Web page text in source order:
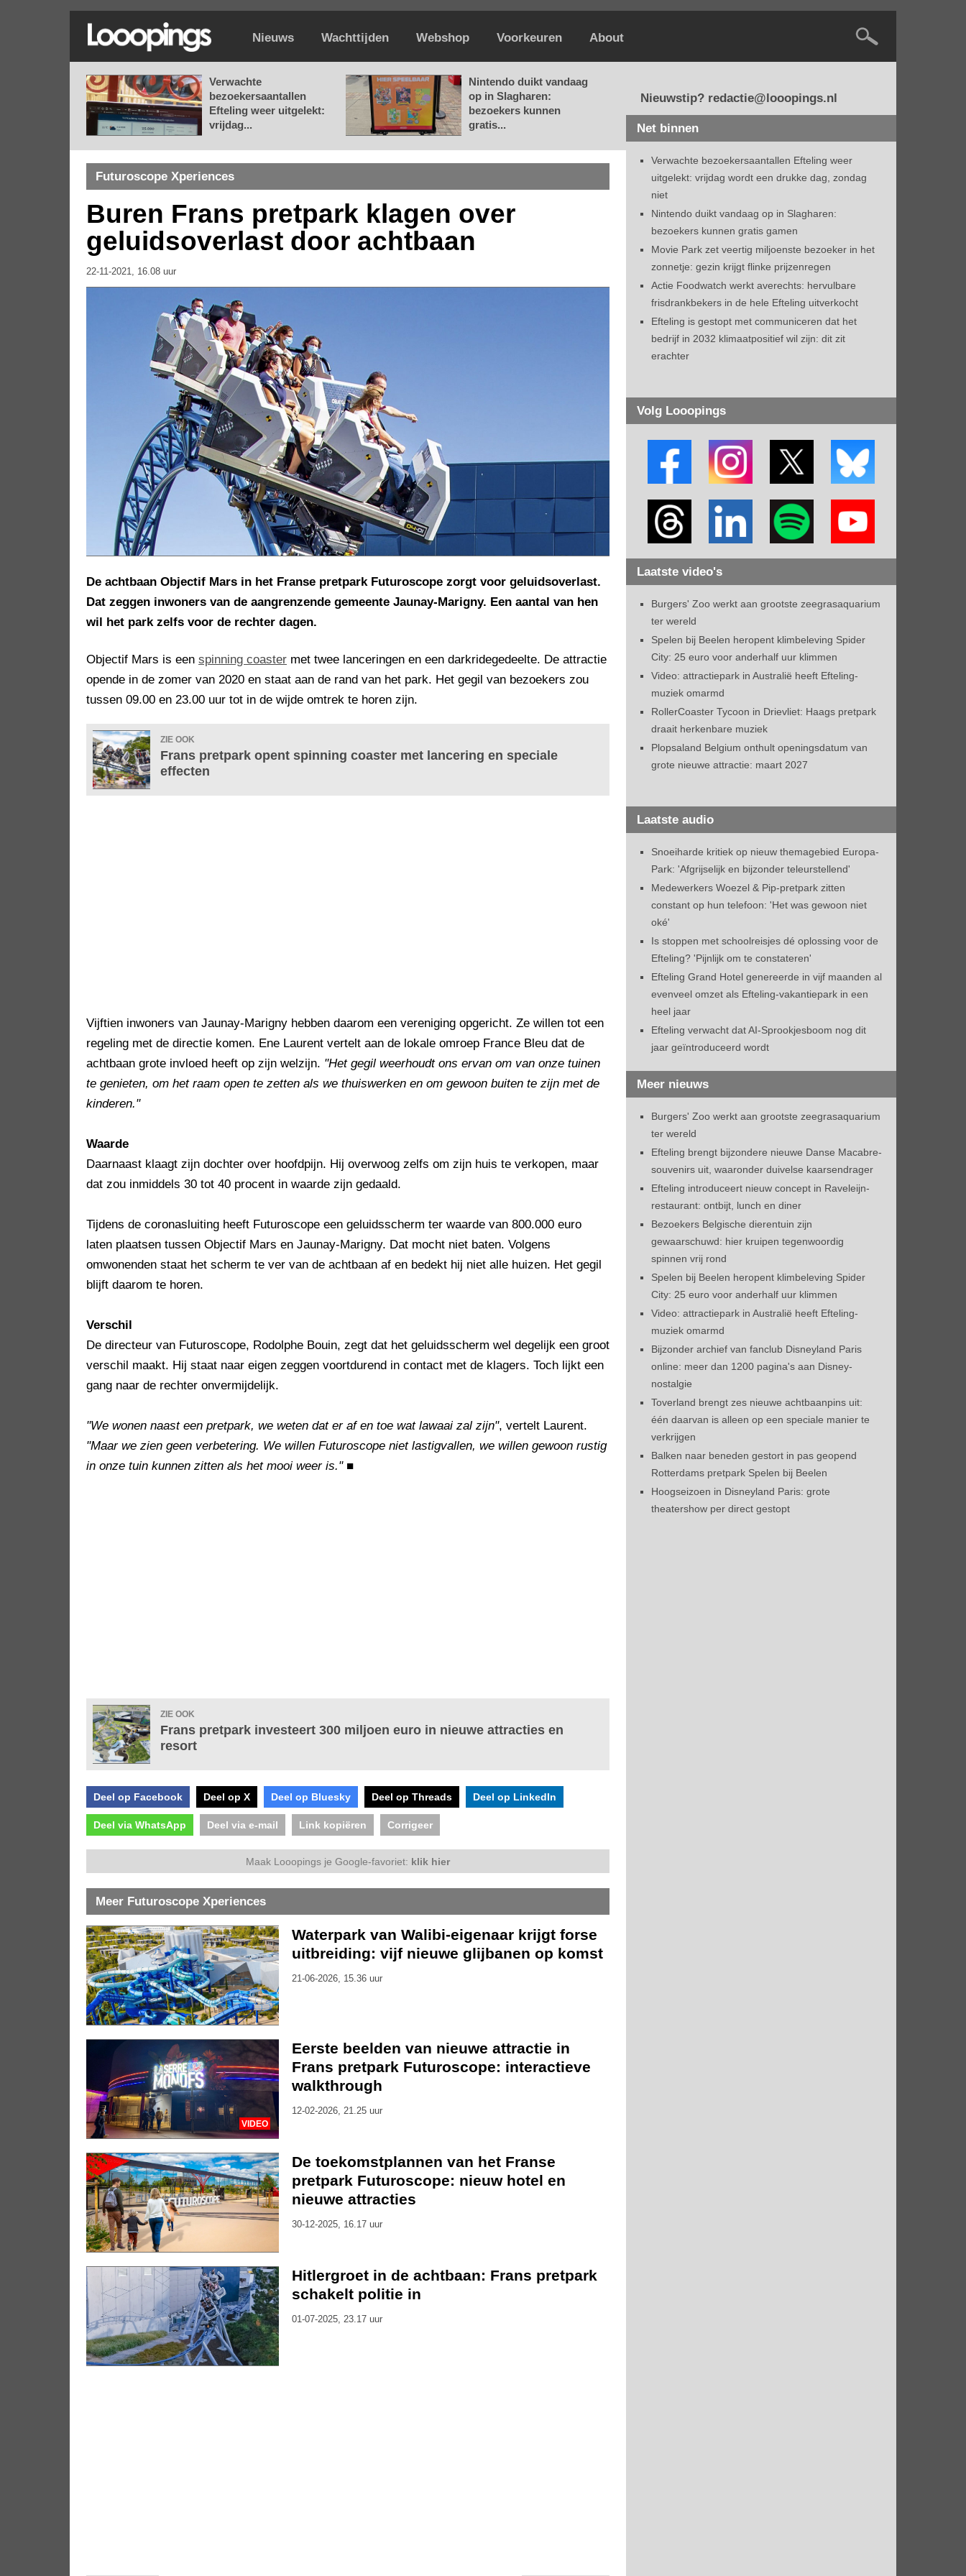
Nieuws Wachttijden Webshop Voorkeuren About
Verwachte
bezoekersaantallen
Efteling weer uitgelekt:
vrijdag...
Nintendo duikt vandaag
op in Slagharen:
bezoekers kunnen
gratis...
Futuroscope Xperiences
Buren Frans pretpark klagen over
geluidsoverlast door achtbaan
22-11-2021, 16.08 uur
De achtbaan Objectif Mars in het Franse pretpark Futuroscope zorgt voor geluidsoverlast.
Dat zeggen inwoners van de aangrenzende gemeente Jaunay-Marigny. Een aantal van hen
wil het park zelfs voor de rechter dagen.
Objectif Mars is een spinning coaster met twee lanceringen en een darkridegedeelte. De attractie
opende in de zomer van 2020 en staat aan de rand van het park. Het gegil van bezoekers zou
tussen 09.00 en 23.00 uur tot in de wijde omtrek te horen zijn.
ZIE OOK
Frans pretpark opent spinning coaster met lancering en speciale
effecten
Vijftien inwoners van Jaunay-Marigny hebben daarom een vereniging opgericht. Ze willen tot een
regeling met de directie komen. Ene Laurent vertelt aan de lokale omroep France Bleu dat de
achtbaan grote invloed heeft op zijn welzijn. "Het gegil weerhoudt ons ervan om van onze tuinen
te genieten, om het raam open te zetten als we thuiswerken en om gewoon buiten te zijn met de
kinderen."
Waarde
Daarnaast klaagt zijn dochter over hoofdpijn. Hij overwoog zelfs om zijn huis te verkopen, maar
dat zou inmiddels 30 tot 40 procent in waarde zijn gedaald.
Tijdens de coronasluiting heeft Futuroscope een geluidsscherm ter waarde van 800.000 euro
laten plaatsen tussen Objectif Mars en Jaunay-Marigny. Dat mocht niet baten. Volgens
omwonenden staat het scherm te ver van de achtbaan af en bedekt hij niet alle huizen. Het gegil
blijft daarom te horen.
Verschil
De directeur van Futuroscope, Rodolphe Bouin, zegt dat het geluidsscherm wel degelijk een groot
verschil maakt. Hij staat naar eigen zeggen voortdurend in contact met de klagers. Toch lijkt een
gang naar de rechter onvermijdelijk.
"We wonen naast een pretpark, we weten dat er af en toe wat lawaai zal zijn", vertelt Laurent.
"Maar we zien geen verbetering. We willen Futuroscope niet lastigvallen, we willen gewoon rustig
in onze tuin kunnen zitten als het mooi weer is." ■
ZIE OOK
Frans pretpark investeert 300 miljoen euro in nieuwe attracties en
resort
Deel op Facebook Deel op X Deel op Bluesky Deel op Threads Deel op LinkedIn
Deel via WhatsApp Deel via e-mail Link kopiëren Corrigeer
Maak Looopings je Google-favoriet: klik hier
Meer Futuroscope Xperiences
Waterpark van Walibi-eigenaar krijgt forse
uitbreiding: vijf nieuwe glijbanen op komst
21-06-2026, 15.36 uur
VIDEO
Eerste beelden van nieuwe attractie in
Frans pretpark Futuroscope: interactieve
walkthrough
12-02-2026, 21.25 uur
De toekomstplannen van het Franse
pretpark Futuroscope: nieuw hotel en
nieuwe attracties
30-12-2025, 16.17 uur
Hitlergroet in de achtbaan: Frans pretpark
schakelt politie in
01-07-2025, 23.17 uur
Nieuwstip? redactie@looopings.nl
Net binnen
Verwachte bezoekersaantallen Efteling weer
uitgelekt: vrijdag wordt een drukke dag, zondag
niet
Nintendo duikt vandaag op in Slagharen:
bezoekers kunnen gratis gamen
Movie Park zet veertig miljoenste bezoeker in het
zonnetje: gezin krijgt flinke prijzenregen
Actie Foodwatch werkt averechts: hervulbare
frisdrankbekers in de hele Efteling uitverkocht
Efteling is gestopt met communiceren dat het
bedrijf in 2032 klimaatpositief wil zijn: dit zit
erachter
Volg Looopings
Laatste video's
Burgers' Zoo werkt aan grootste zeegrasaquarium
ter wereld
Spelen bij Beelen heropent klimbeleving Spider
City: 25 euro voor anderhalf uur klimmen
Video: attractiepark in Australië heeft Efteling-
muziek omarmd
RollerCoaster Tycoon in Drievliet: Haags pretpark
draait herkenbare muziek
Plopsaland Belgium onthult openingsdatum van
grote nieuwe attractie: maart 2027
Laatste audio
Snoeiharde kritiek op nieuw themagebied Europa-
Park: 'Afgrijselijk en bijzonder teleurstellend'
Medewerkers Woezel & Pip-pretpark zitten
constant op hun telefoon: 'Het was gewoon niet
oké'
Is stoppen met schoolreisjes dé oplossing voor de
Efteling? 'Pijnlijk om te constateren'
Efteling Grand Hotel genereerde in vijf maanden al
evenveel omzet als Efteling-vakantiepark in een
heel jaar
Efteling verwacht dat AI-Sprookjesboom nog dit
jaar geïntroduceerd wordt
Meer nieuws
Burgers' Zoo werkt aan grootste zeegrasaquarium
ter wereld
Efteling brengt bijzondere nieuwe Danse Macabre-
souvenirs uit, waaronder duivelse kaarsendrager
Efteling introduceert nieuw concept in Raveleijn-
restaurant: ontbijt, lunch en diner
Bezoekers Belgische dierentuin zijn
gewaarschuwd: hier kruipen tegenwoordig
spinnen vrij rond
Spelen bij Beelen heropent klimbeleving Spider
City: 25 euro voor anderhalf uur klimmen
Video: attractiepark in Australië heeft Efteling-
muziek omarmd
Bijzonder archief van fanclub Disneyland Paris
online: meer dan 1200 pagina's aan Disney-
nostalgie
Toverland brengt zes nieuwe achtbaanpins uit:
één daarvan is alleen op een speciale manier te
verkrijgen
Balken naar beneden gestort in pas geopend
Rotterdams pretpark Spelen bij Beelen
Hoogseizoen in Disneyland Paris: grote
theatershow per direct gestopt